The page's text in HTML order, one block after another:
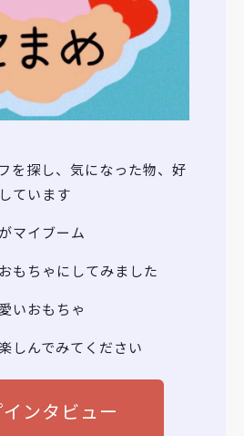
を探し、気になった物、好
ています
マイブーム
もちゃにしてみました
いおもちゃ
しんでみてください
ンタビュー